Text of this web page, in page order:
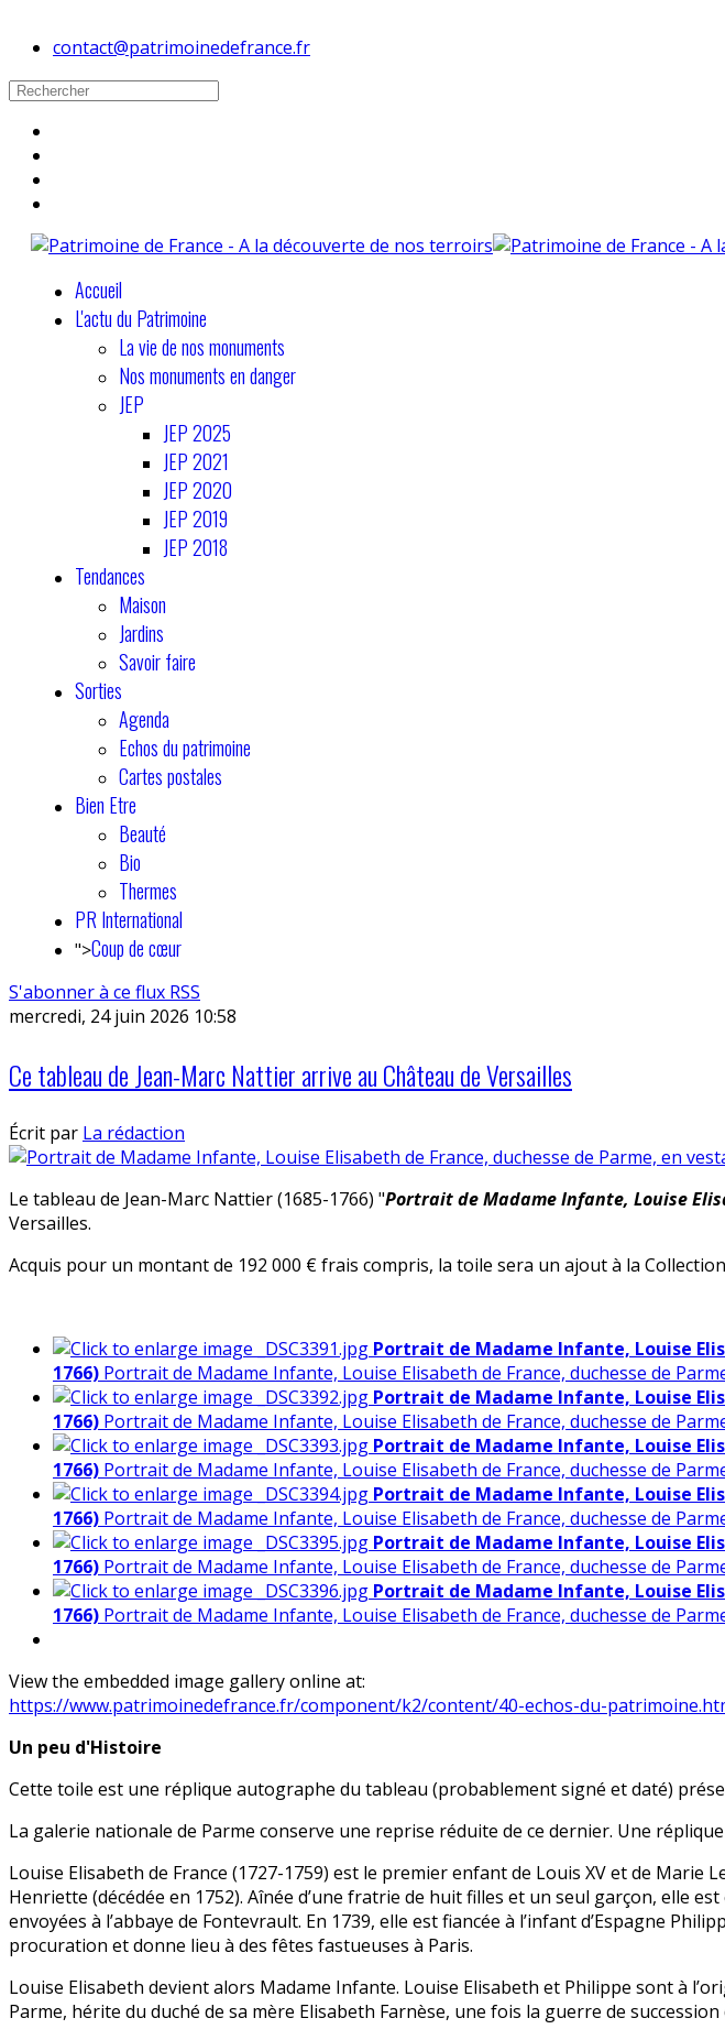
contact@patrimoinedefrance.fr
Accueil
L'actu du Patrimoine
La vie de nos monuments
Nos monuments en danger
JEP
JEP 2025
JEP 2021
JEP 2020
JEP 2019
JEP 2018
Tendances
Maison
Jardins
Savoir faire
Sorties
Agenda
Echos du patrimoine
Cartes postales
Bien Etre
Beauté
Bio
Thermes
PR International
">Coup de cœur
S'abonner à ce flux RSS
mercredi, 24 juin 2026 10:58
Ce tableau de Jean-Marc Nattier arrive au Château de Versailles
Écrit par La rédaction
Le tableau de Jean-Marc Nattier (1685-1766) "Portrait de Madame Infante, Louise
Versailles.
Acquis pour un montant de 192 000 € frais compris, la toile sera un ajout à la
Portrait de Madame Infante, Louise
1766) Portrait de Madame Infante, Louise Elisabeth de France, duchesse de
Portrait de Madame Infante, Louise
1766) Portrait de Madame Infante, Louise Elisabeth de France, duchesse de
Portrait de Madame Infante, Louise
1766) Portrait de Madame Infante, Louise Elisabeth de France, duchesse de
Portrait de Madame Infante, Louise
1766) Portrait de Madame Infante, Louise Elisabeth de France, duchesse de
Portrait de Madame Infante, Louise
1766) Portrait de Madame Infante, Louise Elisabeth de France, duchesse de
Portrait de Madame Infante, Louise
1766) Portrait de Madame Infante, Louise Elisabeth de France, duchesse de
View the embedded image gallery online at:
https://www.patrimoinedefrance.fr/component/k2/content/40-echos-du-
Un peu d'Histoire
Cette toile est une réplique autographe du tableau (probablement signé et daté)
La galerie nationale de Parme conserve une reprise réduite de ce dernier. Une
Louise Elisabeth de France (1727-1759) est le premier enfant de Louis XV et de
Henriette (décédée en 1752). Aînée d’une fratrie de huit filles et un seul garçon, elle
envoyées à l’abbaye de Fontevrault. En 1739, elle est fiancée à l’infant d’Espagne
procuration et donne lieu à des fêtes fastueuses à Paris.
Louise Elisabeth devient alors Madame Infante. Louise Elisabeth et Philippe sont à
Parme, hérite du duché de sa mère Elisabeth Farnèse, une fois la guerre de succession